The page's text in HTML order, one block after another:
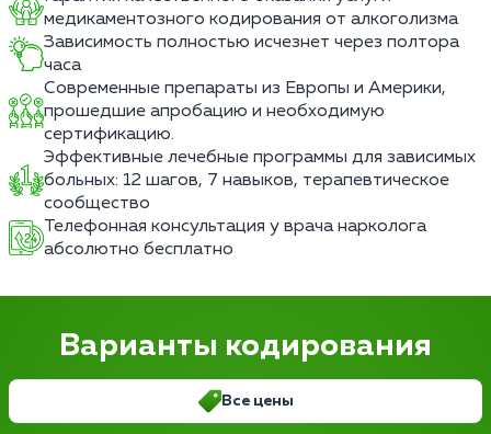
медикаментозного кодирования от алкоголизма
Зависимость полностью исчезнет через полтора
часа
Современные препараты из Европы и Америки,
прошедшие апробацию и необходимую
сертификацию.
Эффективные лечебные программы для зависимых
больных: 12 шагов, 7 навыков, терапевтическое
сообщество
Телефонная консультация у врача нарколога
абсолютно бесплатно
Варианты кодирования
Все цены